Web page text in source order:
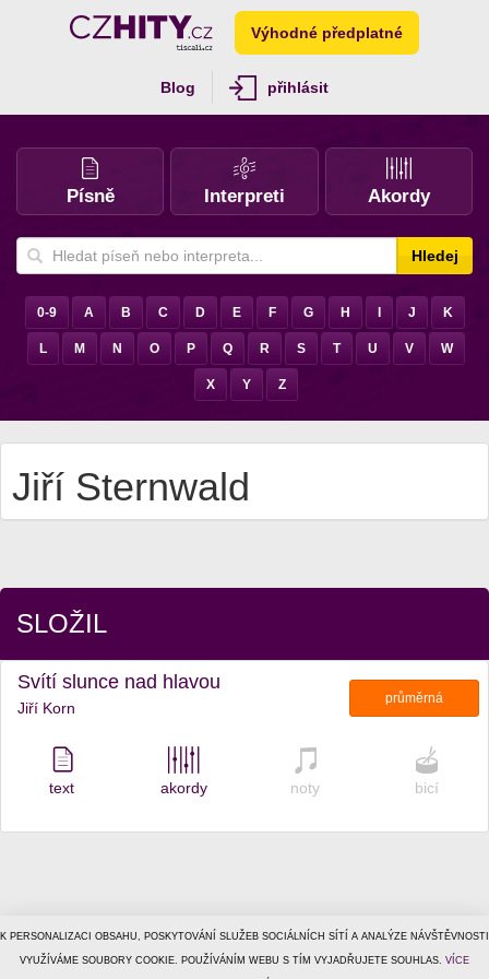
K PERSONALIZACI OBSAHU, POSKYTOVÁNÍ SLUŽEB SOCIÁLNÍCH SÍTÍ A ANALÝZE NÁVŠTĚVNOSTI
VYUŽÍVÁME SOUBORY COOKIE. POUŽÍVÁNÍM WEBU S TÍM VYJADŘUJETE SOUHLAS. VÍCE
Výhodné předplatné
Blog přihlásit
Písně Interpreti Akordy
Hledej
0-9 A B C D E F G H J K
L M N O P Q R S T U V W
X Y Z
Jiří Sternwald
SLOŽIL
Svítí slunce nad hlavou
Jiří Korn
průměrná
text akordy noty bicí
© 1996–2026Tiscali Media, a.s. ISSN 1801-5131